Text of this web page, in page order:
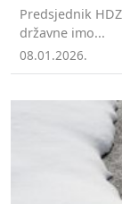
Predsjednik
državne imo...
08.01.2026.